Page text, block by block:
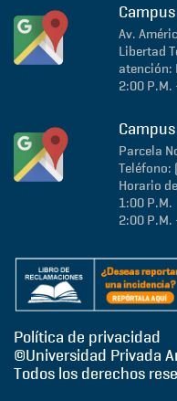
Av.
Libertad
atención:
2:00 P.M.
Parcela
Teléfono:
Horario
1:00 P.M.
2:00 P.M.
Política de privacidad
©Universidad Privada
Todos los derechos